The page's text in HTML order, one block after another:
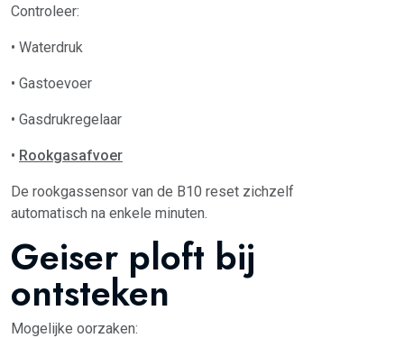
Controleer:
• Waterdruk
• Gastoevoer
• Gasdrukregelaar
• Rookgasafvoer
De rookgassensor van de B10 reset zichzelf
automatisch na enkele minuten.
Geiser ploft bij
ontsteken
Mogelijke oorzaken: